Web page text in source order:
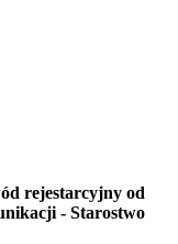
rejestarcyjny od
- Starostwo